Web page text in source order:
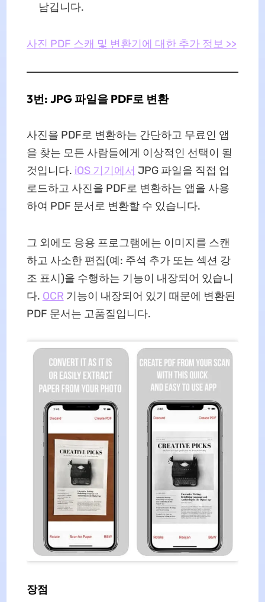
남깁니다.
사진 PDF 스캐 및 변환기에 대한 추가 정보 >>
3번: JPG 파일을 PDF로 변환
사진을 PDF로 변환하는 간단하고 무료인 앱
을 찾는 모든 사람들에게 이상적인 선택이 될
것입니다. iOS 기기에서 JPG 파일을 직접 업
로드하고 사진을 PDF로 변환하는 앱을 사용
하여 PDF 문서로 변환할 수 있습니다.
그 외에도 응용 프로그램에는 이미지를 스캔
하고 사소한 편집(예: 주석 추가 또는 섹션 강
조 표시)을 수행하는 기능이 내장되어 있습니
다. OCR 기능이 내장되어 있기 때문에 변환된
PDF 문서는 고품질입니다.
장점